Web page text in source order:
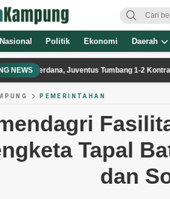
Nasional Politik Ekonomi Daerah
NEWSJuventus Tumbang 1-2 Kontra Inter Milan
PEMERINTAHAN
Tapal
dan